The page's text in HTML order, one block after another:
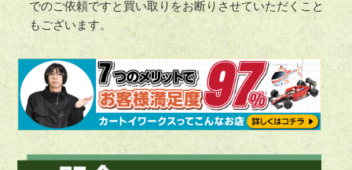
でのご依頼ですと買い取りをお断りさせていただくこと
もございます。